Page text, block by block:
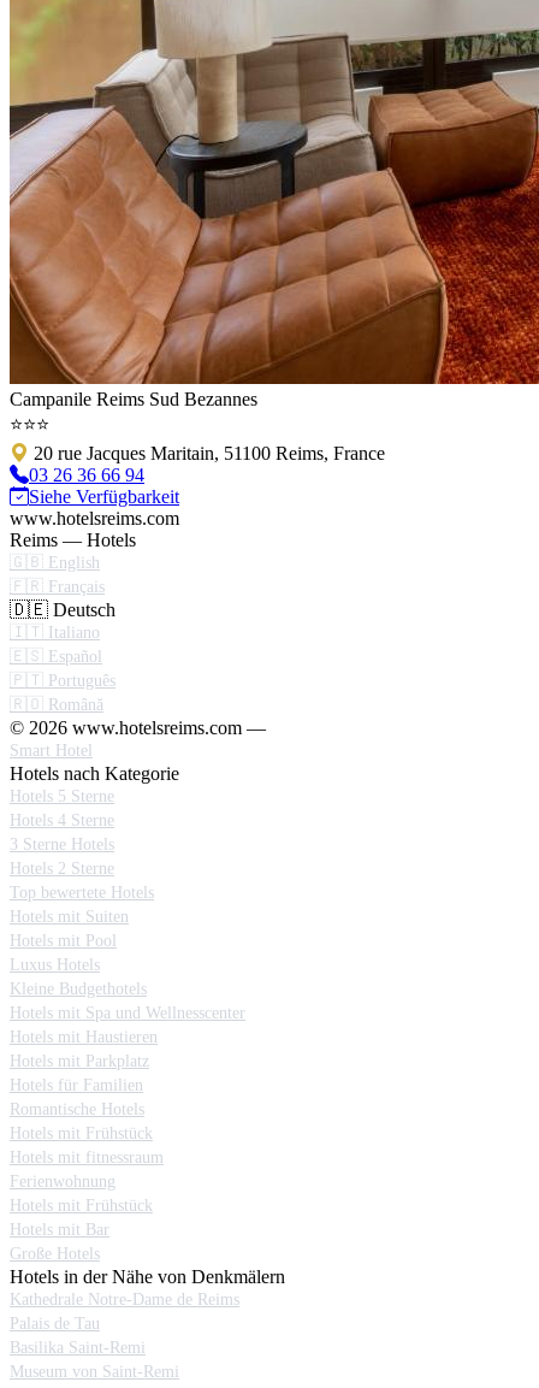
Campanile Reims Sud Bezannes
⭐⭐⭐
20 rue Jacques Maritain, 51100 Reims, France
03 26 36 66 94
Siehe Verfügbarkeit
www.hotelsreims.com
Reims — Hotels
🇬🇧 English
🇫🇷 Français
🇩🇪 Deutsch
🇮🇹 Italiano
🇪🇸 Español
🇵🇹 Português
🇷🇴 Română
© 2026 www.hotelsreims.com —
Smart Hotel
Hotels nach Kategorie
Hotels 5 Sterne
Hotels 4 Sterne
3 Sterne Hotels
Hotels 2 Sterne
Top bewertete Hotels
Hotels mit Suiten
Hotels mit Pool
Luxus Hotels
Kleine Budgethotels
Hotels mit Spa und Wellnesscenter
Hotels mit Haustieren
Hotels mit Parkplatz
Hotels für Familien
Romantische Hotels
Hotels mit Frühstück
Hotels mit fitnessraum
Ferienwohnung
Hotels mit Frühstück
Hotels mit Bar
Große Hotels
Hotels in der Nähe von Denkmälern
Kathedrale Notre-Dame de Reims
Palais de Tau
Basilika Saint-Remi
Museum von Saint-Remi